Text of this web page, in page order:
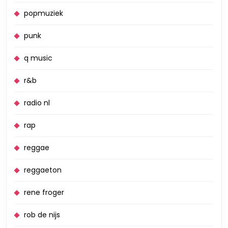
popmuziek
punk
q music
r&b
radio nl
rap
reggae
reggaeton
rene froger
rob de nijs